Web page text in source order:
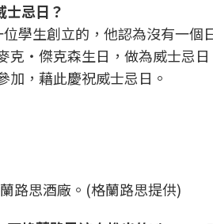
士忌日？
學生創立的，他認為沒有一
克‧傑克森生日，做為威士忌
加，藉此慶祝威士忌日。
路思酒廠。(格蘭路思提供)